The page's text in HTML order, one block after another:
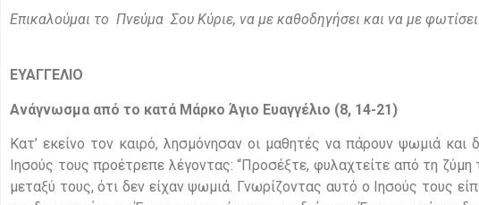
Επικαλούμαι το Πνεύμα Σου Κύριε, να με καθοδηγήσει και να με φωτίσει.
ΕΥΑΓΓΕΛΙΟ
Ανάγνωσμα από το κατά Μάρκο Άγιο Ευαγγέλιο (8, 14-21)
Κατ’ εκείνο τον καιρό, λησμόνησαν οι μαθητές να πάρουν ψωμιά
Ιησούς τους προέτρεπε λέγοντας: “Προσέξτε, φυλαχτείτε από τη
μεταξύ τους, ότι δεν είχαν ψωμιά. Γνωρίζοντας αυτό ο Ιησούς τους